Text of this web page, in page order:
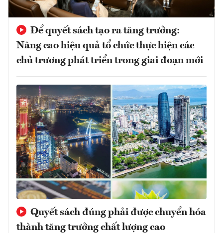
Để quyết sách tạo ra tăng trưởng:
Nâng cao hiệu quả tổ chức thực hiện các
chủ trương phát triển trong giai đoạn mới
Quyết sách đúng phải được chuyển hóa
thành tăng trưởng chất lượng cao